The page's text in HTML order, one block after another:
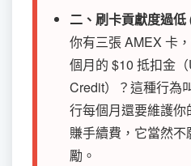
二、刷卡貢獻度過
你有三張 AMEX 卡
個月的 $10 抵扣金
Credit）？這種行為
行每個月還要維護
賺手續費，它當然
勵。